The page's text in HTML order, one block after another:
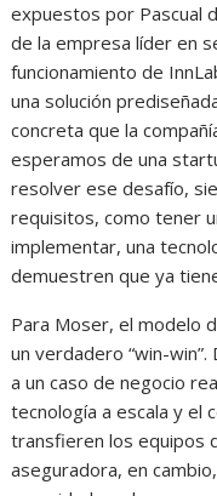
expuestos por Pascual
de la empresa líder en
funcionamiento de
una solución
concreta que la
esperamos de una
resolver ese desafío,
requisitos, como tener
implementar, una
demuestren que ya
Para Moser, el modelo
un verdadero “win-
a un caso de negocio
tecnología a escala y el
transfieren los equipos
aseguradora, en